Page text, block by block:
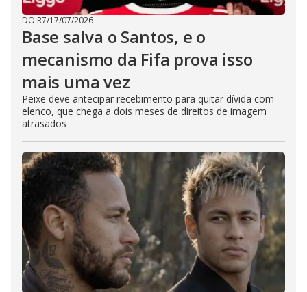
DO R7/17/07/2026
Base salva o Santos, e o
mecanismo da Fifa prova isso
mais uma vez
Peixe deve antecipar recebimento para quitar dívida com
elenco, que chega a dois meses de direitos de imagem
atrasados